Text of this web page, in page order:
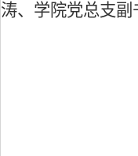
涛、学院党总支